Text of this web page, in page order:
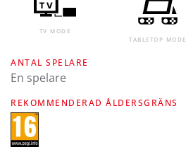
TV MODE
TABLETOP MODE
ANTAL SPELARE
En spelare
REKOMMENDERAD ÅLDERSGRÄNS